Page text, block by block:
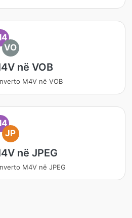
VO
në VOB
M4V në VOB
JP
në JPEG
M4V në JPEG